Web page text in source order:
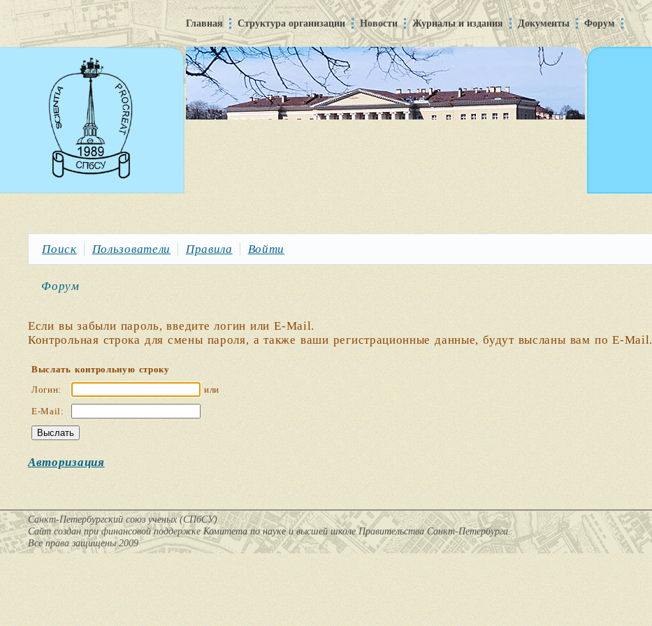
Главная Структура организации Новости Журналы и издания Документы Форум
Поиск Пользователи Правила Войти
Форум
Если вы забыли пароль, введите логин или E-Mail.
Контрольная строка для смены пароля, а также ваши регистрационные данные, будут высланы вам по E-Mail.
Выслать контрольную строку
Логин:
или
E-Mail:
Авторизация
Санкт-Петербургский союз ученых (СПбСУ)
Cайт создан при финансовой поддержке Комитета по науке и высшей школе Правительства Санкт-Петербурга.
Все права защищены 2009